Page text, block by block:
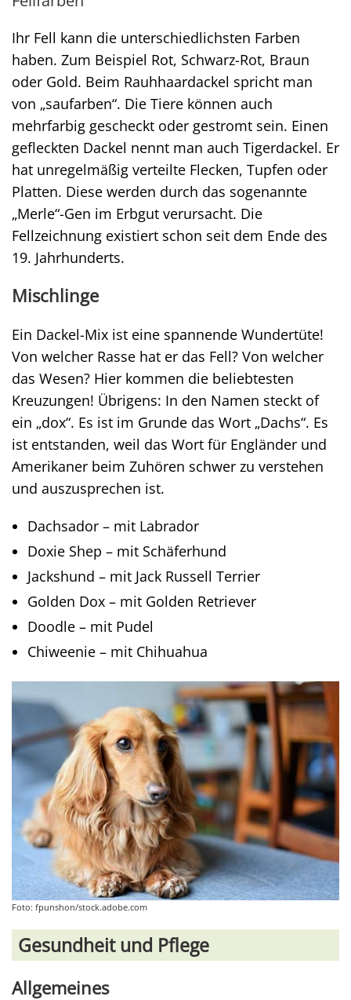
Ihr Fell kann die unterschiedlichsten Farben
haben. Zum Beispiel Rot, Schwarz-Rot, Braun
oder Gold. Beim Rauhhaardackel spricht man
von „saufarben“. Die Tiere können auch
mehrfarbig gescheckt oder gestromt sein. Einen
gefleckten Dackel nennt man auch Tigerdackel. Er
hat unregelmäßig verteilte Flecken, Tupfen oder
Platten. Diese werden durch das sogenannte
„Merle“-Gen im Erbgut verursacht. Die
Fellzeichnung existiert schon seit dem Ende des
19. Jahrhunderts.
Mischlinge
Ein Dackel-Mix ist eine spannende Wundertüte!
Von welcher Rasse hat er das Fell? Von welcher
das Wesen? Hier kommen die beliebtesten
Kreuzungen! Übrigens: In den Namen steckt of
ein „dox“. Es ist im Grunde das Wort „Dachs“. Es
ist entstanden, weil das Wort für Engländer und
Amerikaner beim Zuhören schwer zu verstehen
und auszusprechen ist.
Dachsador – mit Labrador
Doxie Shep – mit Schäferhund
Jackshund – mit Jack Russell Terrier
Golden Dox – mit Golden Retriever
Doodle – mit Pudel
Chiweenie – mit Chihuahua
Foto: fpunshon/stock.adobe.com
Gesundheit und Pflege
Allgemeines